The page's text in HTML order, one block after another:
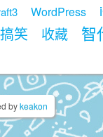
WordPress
搞笑 收藏 智
bykeakon